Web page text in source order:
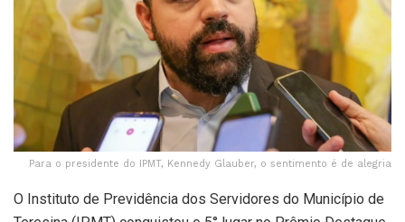
Para o presidente do IPMT, Kennedy Glauber, o sentimento é de alegria
O Instituto de Previdência dos Servidores do Município de